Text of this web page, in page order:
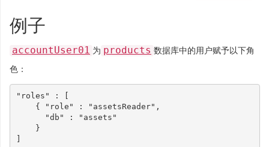
例子
accountUser01 为 products 数据库中的用户赋予以下角
色：
"roles" :
[
{
"role" : "assetsReader" ,
"db"
:
"assets"
}
]